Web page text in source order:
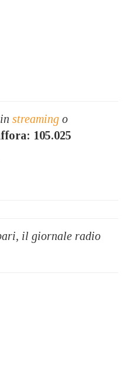
streaming o
105.025
il giornale radio